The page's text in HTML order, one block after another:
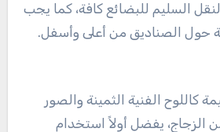
السليم للبضائع كافة، كما يجب
حول الصناديق من أعلى وأسفل.
كاللوح الفنية الثمينة والصور
الزجاج، يفضل أولاً استخدام